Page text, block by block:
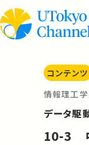
コンテンツ
情報理工
データ駆
10-3